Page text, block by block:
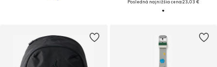
Posledná najnižšia cena:23,03 €